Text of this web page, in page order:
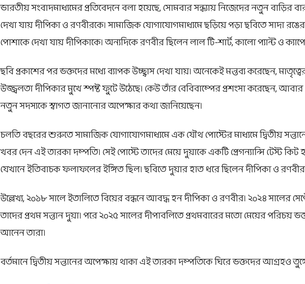
ভারতীয় সংবাদমাধ্যমের প্রতিবেদনে বলা হয়েছে, সোমবার সন্ধ্যায় নিজেদের নতুন বাড়ির
দেখা যায় দীপিকা ও রণবীরকে। সামাজিক যোগাযোগমাধ্যমে ছড়িয়ে পড়া ছবিতে সাদা
পোশাকে দেখা যায় দীপিকাকে। অন্যদিকে রণবীর ছিলেন লাল টি-শার্ট, কালো প্যান্ট ও
ছবি প্রকাশের পর ভক্তদের মধ্যে ব্যাপক উচ্ছ্বাস দেখা যায়। অনেকেই মন্তব্য করেছেন,
উজ্জ্বলতা দীপিকার মুখে স্পষ্ট ফুটে উঠেছে। কেউ তাঁর বেবিবাম্পের প্রশংসা করেছেন,
নতুন সদস্যকে স্বাগত জানানোর অপেক্ষার কথা জানিয়েছেন।
চলতি বছরের শুরুতে সামাজিক যোগাযোগমাধ্যমে এক যৌথ পোস্টের মাধ্যমে দ্বিতীয়
খবর দেন এই তারকা দম্পতি। সেই পোস্টে তাদের মেয়ে দুয়াকে একটি প্রেগন্যান্সি টেস্ট কিট
যেখানে ইতিবাচক ফলাফলের ইঙ্গিত ছিল। ছবিতে দুয়ার হাত ধরে ছিলেন দীপিকা ও
উল্লেখ্য, ২০১৮ সালে ইতালিতে বিয়ের বন্ধনে আবদ্ধ হন দীপিকা ও রণবীর। ২০২৪ সালের
তাদের প্রথম সন্তান দুয়া। পরে ২০২৫ সালের দীপাবলিতে প্রথমবারের মতো মেয়ের পরিচয়
আনেন তারা।
বর্তমানে দ্বিতীয় সন্তানের অপেক্ষায় থাকা এই তারকা দম্পতিকে ঘিরে ভক্তদের আগ্রহও